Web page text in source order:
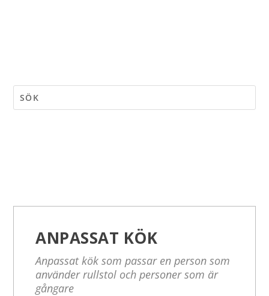
ANPASSAT KÖK
Anpassat kök som passar en person som
använder rullstol och personer som är
gångare